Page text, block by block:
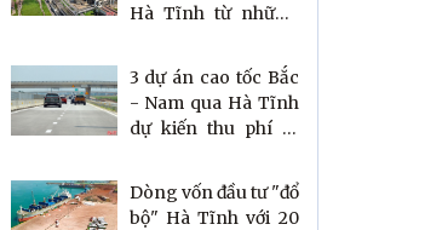
Hà Tĩnh từ những
3 dự án cao tốc Bắc
- Nam qua Hà Tĩnh
dự kiến thu phí từ
Dòng vốn đầu tư "đổ
bộ" Hà Tĩnh với 20